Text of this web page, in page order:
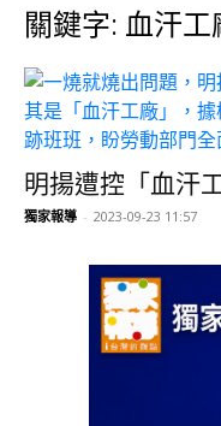
關鍵字: 血汗工
明揚遭控「血汗
獨家報導 - 2023-09-23 11:57